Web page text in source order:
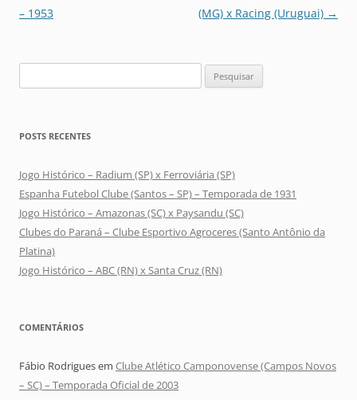
de
– 1953
(MG) x Racing (Uruguai) →
por:
POSTS RECENTES
Jogo Histórico – Radium (SP) x Ferroviária (SP)
Espanha Futebol Clube (Santos – SP) – Temporada de 1931
Jogo Histórico – Amazonas (SC) x Paysandu (SC)
Clubes do Paraná – Clube Esportivo Agroceres (Santo Antônio da
Platina)
Jogo Histórico – ABC (RN) x Santa Cruz (RN)
COMENTÁRIOS
Fábio Rodriguesem Clube Atlético Camponovense (Campos Novos
– SC) – Temporada Oficial de 2003